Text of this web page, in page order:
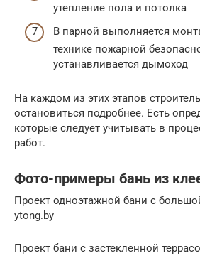
утепление пола и потолка
В парной выполняется
технике пожарной
устанавливается дымоход
На каждом из этих этапов
остановиться подробнее. Есть
которые следует учитывать в
работ.
Фото-примеры бань из
Проект одноэтажной бани с
ytong.by
Проект бани с застекленной